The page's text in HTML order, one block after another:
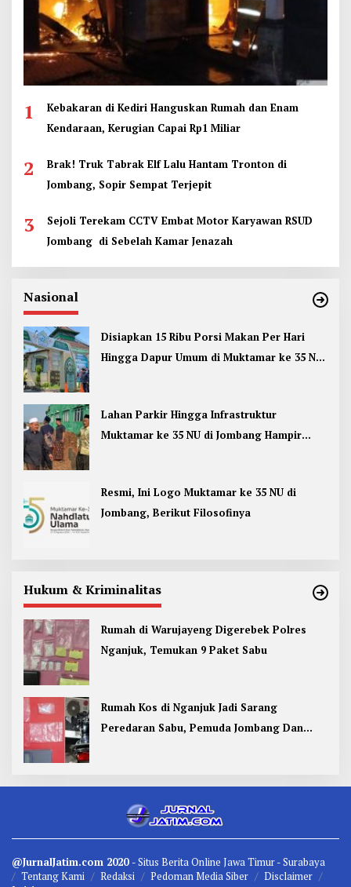
1
Kebakaran di Kediri Hanguskan Rumah dan Enam
Kendaraan, Kerugian Capai Rp1 Miliar
2
Brak! Truk Tabrak Elf Lalu Hantam Tronton di
Jombang, Sopir Sempat Terjepit
3
Sejoli Terekam CCTV Embat Motor Karyawan RSUD
Jombang di Sebelah Kamar Jenazah
Nasional
Disiapkan 15 Ribu Porsi Makan Per Hari
Hingga Dapur Umum di Muktamar ke 35 NU
Lahan Parkir Hingga Infrastruktur
Muktamar ke 35 NU di Jombang Hampir
Resmi, Ini Logo Muktamar ke 35 NU di
Jombang, Berikut Filosofinya
Hukum & Kriminalitas
Rumah di Warujayeng Digerebek Polres
Nganjuk, Temukan 9 Paket Sabu
Rumah Kos di Nganjuk Jadi Sarang
Peredaran Sabu, Pemuda Jombang Dan
@JurnalJatim.com 2020 - Situs BeritaOnline Jawa Timur -Surabaya
Tentang Kami
Redaksi Pedoman Media Siber
Disclaimer